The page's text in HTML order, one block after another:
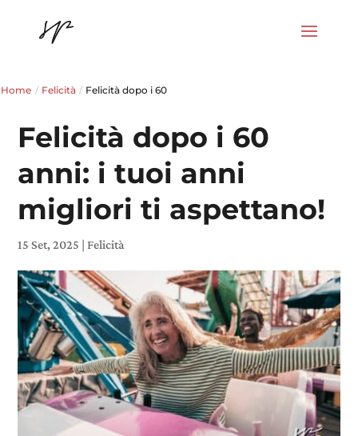
Home / Felicità / Felicità dopo i 60
Felicità dopo i 60
anni: i tuoi anni
migliori ti aspettano!
15 Set, 2025 |Felicità